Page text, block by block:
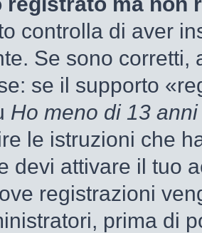
controlla di aver
Se sono
se il supporto
Ho meno di 13 anni
le istruzioni che
devi attivare il tuo
registrazioni
prima di